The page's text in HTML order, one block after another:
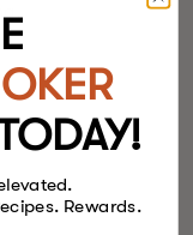
Rewards.